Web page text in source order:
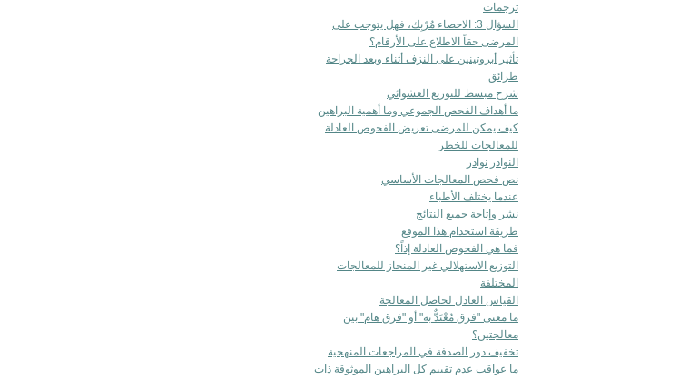
ترجمات
السؤال 3: الاحصاء مُرْبِك، فهل يتوجب على
المرضى حقاً الاطلاع على الأرقام؟
تأثير أبروتينين على النزف أثناء وبعد الجراحة
طرائق
شرح مبسط للتوزيع العشوائي
ما أهداف الفحص الجموعي وما أهمية البراهين
كيف يمكن للمرضى تعريض الفحوص العادلة
للمعالجات للخطر
النوادر نوادر
نص فحص المعالجات الأساسي
عندما يختلف الأطباء
نشر وإتاحة جميع النتائج
طريقة استخدام هذا الموقع
فما هي الفحوص العادلة إذاً؟
التوزيع الاستهلالي غير المنحاز للمعالجات
المختلفة
القياس العادل لحاصل المعالجة
ما معنى "فرق مُعْتَدٌّ به" أو "فرق هام" بين
معالجتين؟
تخفيف دور الصدفة في المراجعات المنهجية
ما عواقب عدم تقييم كل البراهين الموثوقة ذات